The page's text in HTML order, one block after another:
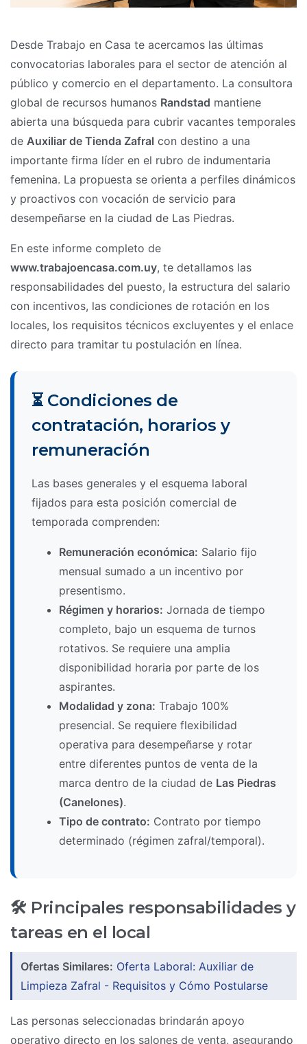
Desde Trabajo en Casa te acercamos las últimas
convocatorias laborales para el sector de atención al
público y comercio en el departamento. La consultora
global de recursos humanos Randstad mantiene
abierta una búsqueda para cubrir vacantes temporales
de Auxiliar de Tienda Zafral con destino a una
importante firma líder en el rubro de indumentaria
femenina. La propuesta se orienta a perfiles dinámicos
y proactivos con vocación de servicio para
desempeñarse en la ciudad de Las Piedras.
En este informe completo de
www.trabajoencasa.com.uy, te detallamos las
responsabilidades del puesto, la estructura del salario
con incentivos, las condiciones de rotación en los
locales, los requisitos técnicos excluyentes y el enlace
directo para tramitar tu postulación en línea.
⏳ Condiciones de
contratación, horarios y
remuneración
Las bases generales y el esquema laboral
fijados para esta posición comercial de
temporada comprenden:
Remuneración económica: Salario fijo
mensual sumado a un incentivo por
presentismo.
Régimen y horarios: Jornada de tiempo
completo, bajo un esquema de turnos
rotativos. Se requiere una amplia
disponibilidad horaria por parte de los
aspirantes.
Modalidad y zona: Trabajo 100%
presencial. Se requiere flexibilidad
operativa para desempeñarse y rotar
entre diferentes puntos de venta de la
marca dentro de la ciudad de Las Piedras
(Canelones).
Tipo de contrato: Contrato por tiempo
determinado (régimen zafral/temporal).
🛠️ Principales responsabilidades y
tareas en el local
Ofertas Similares: Oferta Laboral: Auxiliar de
Limpieza Zafral - Requisitos y Cómo Postularse
Las personas seleccionadas brindarán apoyo
operativo directo en los salones de venta, asegurando